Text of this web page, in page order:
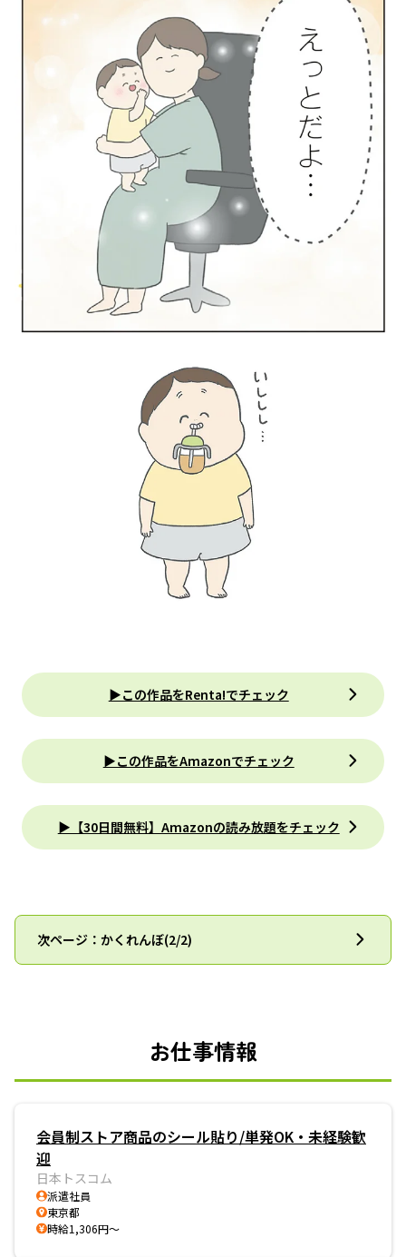
▶この作品をRenta!でチェック
▶この作品をAmazonでチェック
▶【30日間無料】Amazonの読み放題をチェック
次ページ：かくれんぼ(2/2)
お仕事情報
会員制ストア商品のシール貼り/単発OK・未経験歓
迎
日本トスコム
派遣社員
東京都
時給1,306円～